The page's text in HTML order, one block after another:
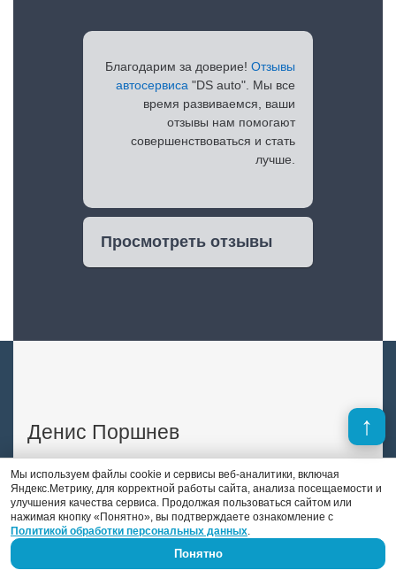
Благодарим за доверие! Отзывы
автосервиса "DS auto". Мы все
время развиваемся, ваши
отзывы нам помогают
совершенствоваться и стать
лучше.
Просмотреть отзывы
Денис Поршнев
В отличие от многих конкурентов, в штате
«DS auto» есть опытный автоэлектрик-
диагност. Это Денис Поршнев, который
занимается автоэлектрикой уже 9 лет.
Next
Мы используем файлы cookie и сервисы веб-аналитики, включая
Яндекс.Метрику, для корректной работы сайта, анализа посещаемости и
улучшения качества сервиса. Продолжая пользоваться сайтом или
нажимая кнопку «Понятно», вы подтверждаете ознакомление с
Политикой обработки персональных данных.
Понятно